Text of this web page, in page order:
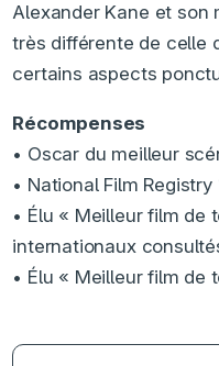
Alexander Kane et son
très différente de celle
certains aspects
Récompenses
• Oscar du meilleur
• National Film
• Élu « Meilleur film de
internationaux
• Élu « Meilleur film de